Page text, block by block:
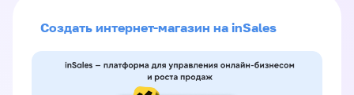
Создать интернет-магазин на inSales